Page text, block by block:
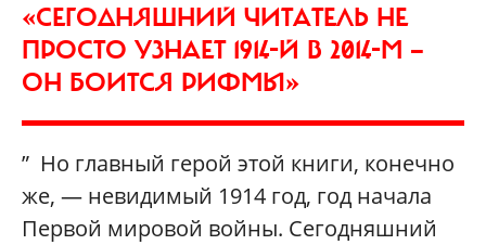
«СЕГОДНЯШНИЙ ЧИТАТЕЛЬ НЕ
ПРОСТО УЗНАЕТ 1914-Й В 2014-М —
ОН БОИТСЯ РИФМЫ»
” Но главный герой этой книги, конечно
же, — невидимый 1914 год, год начала
Первой мировой войны. Сегодняшний